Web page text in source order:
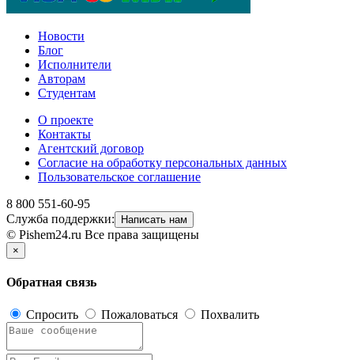
Новости
Блог
Исполнители
Авторам
Студентам
О проекте
Контакты
Агентский договор
Согласие на обработку персональных данных
Пользовательское соглашение
8 800 551-60-95
Служба поддержки:
Написать нам
© Pishem24.ru Все права защищены
×
Обратная связь
Спросить Пожаловаться Похвалить